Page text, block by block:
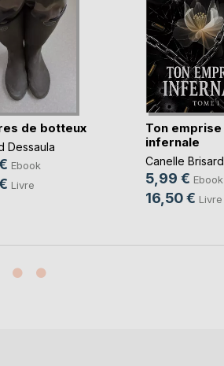
de botteux
Dessaula
Ebook
Livre
Ton emprise
infernale
Canelle Brisard
5,99 € Ebook
16,50 € Livre